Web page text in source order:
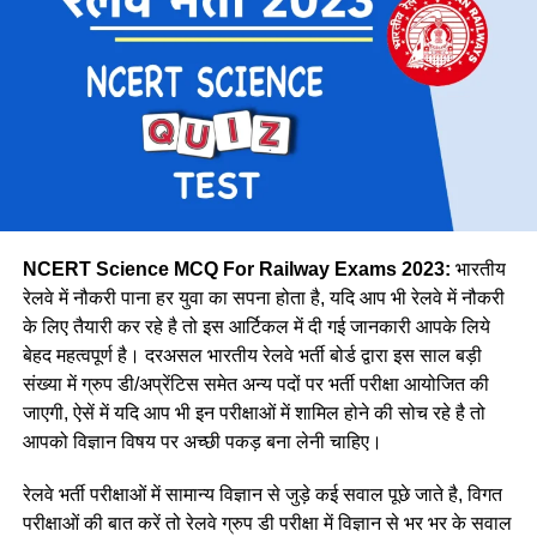
वे कहती है कि उनके इस काम को लेकर कई लोग ताने सुनाते है लेकिन वे
लोगों की बातों पर ध्यान नहीं देती है और अपना काम पूरे मन से करती है।
नीलम मानती है कि महिलाओ को हर क्षेत्र में आना चाहिए। क्योंकि महिला
पुरुष से बेहतर काम कर सकती है।
पूर्व तट
8278
30327
1069
18383
उत्तर
38967
उत्तर पश्चिमी
15207
दक्षिण मध्य
16947
दक्षिण पूर्व मध्य
8025
दक्षिण पूर्व
17661
दक्षिण
22357
दक्षिण पश्चिम
6581
NCERT Science MCQ For Railway Exams 2023: भारतीय
रेलवे में नौकरी पाना हर युवा का सपना होता है, यदि आप भी रेलवे में नौकरी
के लिए तैयारी कर रहे है तो इस आर्टिकल में दी गई जानकारी आपके लिये
बेहद महत्वपूर्ण है। दरअसल भारतीय रेलवे भर्ती बोर्ड द्वारा इस साल बड़ी
संख्या में ग्रुप डी/अप्रेंटिस समेत अन्य पदों पर भर्ती परीक्षा आयोजित की
जाएगी, ऐसें में यदि आप भी इन परीक्षाओं में शामिल होने की सोच रहे है तो
आपको विज्ञान विषय पर अच्छी पकड़ बना लेनी चाहिए।
रेलवे भर्ती परीक्षाओं में सामान्य विज्ञान से जुड़े कई सवाल पूछे जाते है, विगत
परीक्षाओं की बात करें तो रेलवे ग्रुप डी परीक्षा में विज्ञान से भर भर के सवाल